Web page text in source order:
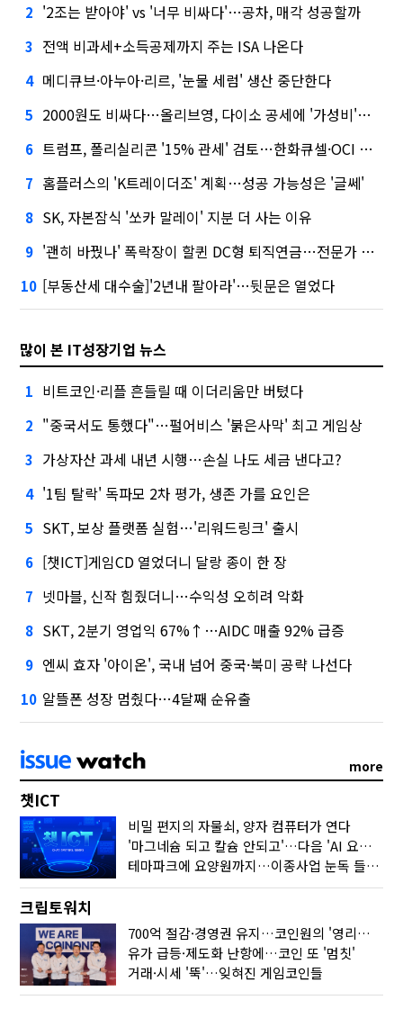
2 '2조는 받아야' vs '너무 비싸다'…공차, 매각 성공할까
3 전액 비과세+소득공제까지 주는 ISA 나온다
4 메디큐브·아누아·리르, '눈물 세럼' 생산 중단한다
5 2000원도 비싸다…올리브영, 다이소 공세에 '가성비'로 맞불
6 트럼프, 폴리실리콘 '15% 관세' 검토…한화큐셀·OCI 영향은?
7 홈플러스의 'K트레이더조' 계획…성공 가능성은 '글쎄'
8 SK, 자본잠식 '쏘카 말레이' 지분 더 사는 이유
9 '괜히 바꿨나' 폭락장이 할퀸 DC형 퇴직연금…전문가 조언은
10 [부동산세 대수술]'2년내 팔아라'…뒷문은 열었다
많이 본 IT성장기업 뉴스
1 비트코인·리플 흔들릴 때 이더리움만 버텼다
2 "중국서도 통했다"…펄어비스 '붉은사막' 최고 게임상
3 가상자산 과세 내년 시행…손실 나도 세금 낸다고?
4 '1팀 탈락' 독파모 2차 평가, 생존 가를 요인은
5 SKT, 보상 플랫폼 실험…'리워드링크' 출시
6 [챗ICT]게임CD 열었더니 달랑 종이 한 장
7 넷마블, 신작 힘줬더니…수익성 오히려 악화
8 SKT, 2분기 영업익 67%↑…AIDC 매출 92% 급증
9 엔씨 효자 '아이온', 국내 넘어 중국·북미 공략 나선다
10 알뜰폰 성장 멈췄다…4달째 순유출
more
챗ICT
비밀 편지의 자물쇠, 양자 컴퓨터가 연다
'마그네슘 되고 칼슘 안되고'…다음 'AI 요약' 갈 길은
테마파크에 요양원까지…이종사업 눈독 들이는 게임사
크립토워치
700억 절감·경영권 유지…코인원의 '영리한 딜'
유가 급등·제도화 난항에…코인 또 '멈칫'
거래·시세 '뚝'…잊혀진 게임코인들